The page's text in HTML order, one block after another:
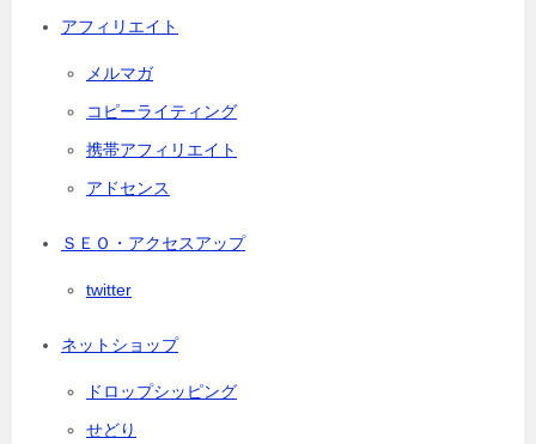
アフィリエイト
メルマガ
コピーライティング
携帯アフィリエイト
アドセンス
ＳＥＯ・アクセスアップ
twitter
ネットショップ
ドロップシッピング
せどり